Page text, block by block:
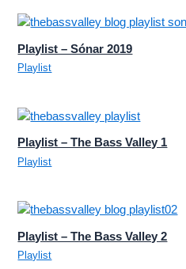
Playlist – Sónar 2019
Playlist
Playlist – The Bass Valley 1
Playlist
Playlist – The Bass Valley 2
Playlist